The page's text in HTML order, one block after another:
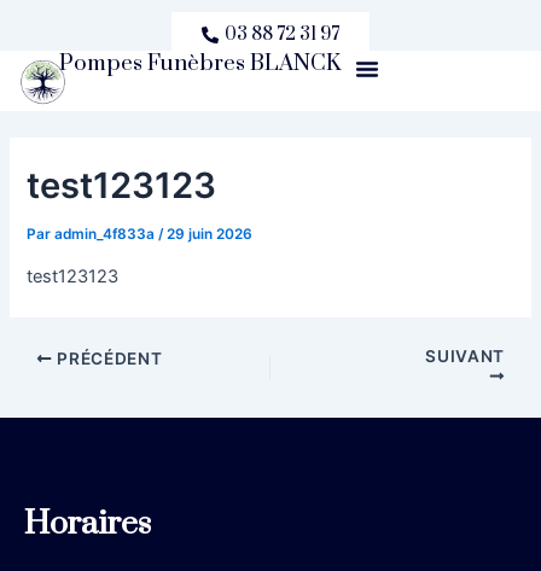
contenu
03 88 72 31 97
Pompes Funèbres BLANCK Menu
test123123
Paradmin_4f833a /29 juin 2026
test123123
articles
PRÉCÉDENT SUIVANT
Horaires